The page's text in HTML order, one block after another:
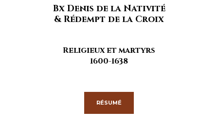
Bx Denis de la Nativité
& Rédempt de la Croix
Religieux et martyrs
1600-1638
RÉSUMÉ